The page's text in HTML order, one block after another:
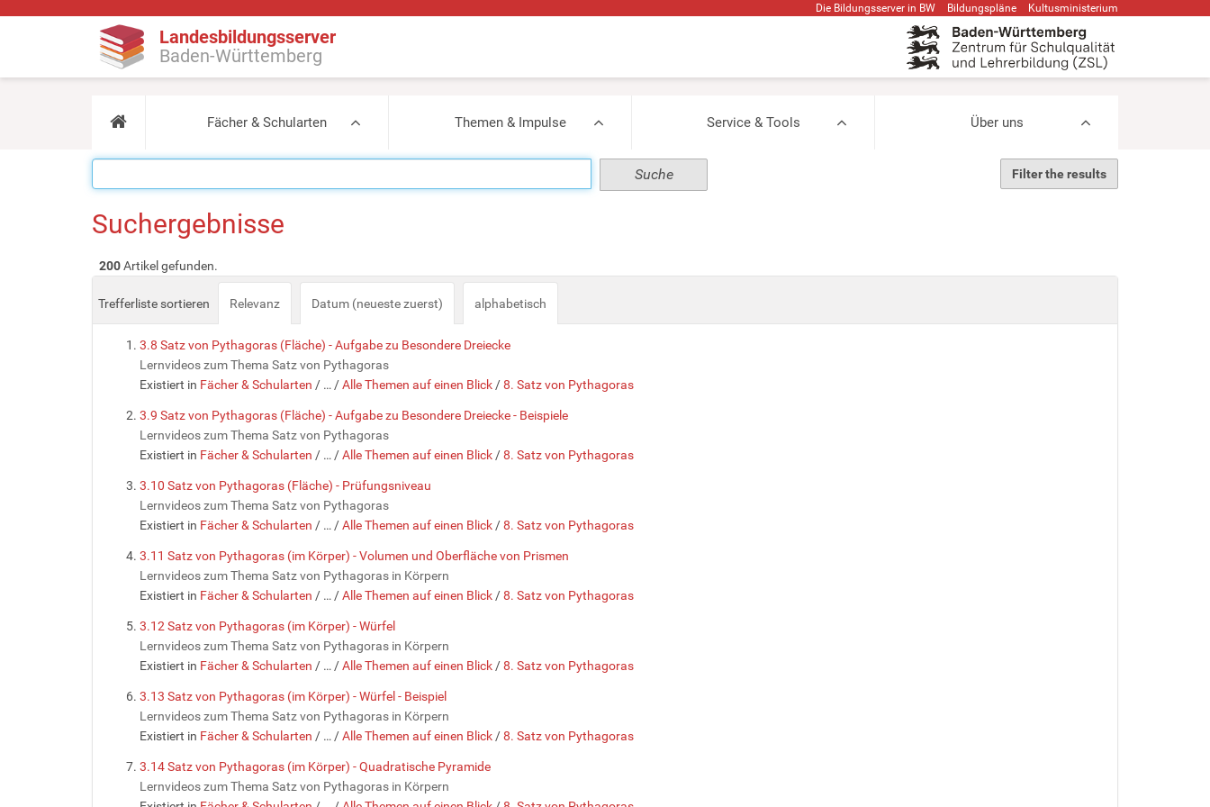
Die Bildungsserver in BW Bildungspläne Kultusministerium
Landesbildungsserver
Baden-Württemberg
Fächer & Schularten Themen & Impulse Service & Tools Über uns
Filter the results
Suchergebnisse
200Artikel gefunden.
Trefferliste sortieren Relevanz Datum (neueste zuerst) alphabetisch
3.8 Satz von Pythagoras (Fläche) - Aufgabe zu Besondere Dreiecke
Lernvideos zum Thema Satz von Pythagoras
Existiert in Fächer & Schularten / … /Alle Themen auf einen Blick /8. Satz von Pythagoras
3.9 Satz von Pythagoras (Fläche) - Aufgabe zu Besondere Dreiecke - Beispiele
Lernvideos zum Thema Satz von Pythagoras
Existiert in Fächer & Schularten / … /Alle Themen auf einen Blick /8. Satz von Pythagoras
3.10 Satz von Pythagoras (Fläche) - Prüfungsniveau
Lernvideos zum Thema Satz von Pythagoras
Existiert in Fächer & Schularten / … /Alle Themen auf einen Blick /8. Satz von Pythagoras
3.11 Satz von Pythagoras (im Körper) - Volumen und Oberfläche von Prismen
Lernvideos zum Thema Satz von Pythagoras in Körpern
Existiert in Fächer & Schularten / … /Alle Themen auf einen Blick /8. Satz von Pythagoras
3.12 Satz von Pythagoras (im Körper) - Würfel
Lernvideos zum Thema Satz von Pythagoras in Körpern
Existiert in Fächer & Schularten / … /Alle Themen auf einen Blick /8. Satz von Pythagoras
3.13 Satz von Pythagoras (im Körper) - Würfel - Beispiel
Lernvideos zum Thema Satz von Pythagoras in Körpern
Existiert in Fächer & Schularten / … /Alle Themen auf einen Blick /8. Satz von Pythagoras
3.14 Satz von Pythagoras (im Körper) - Quadratische Pyramide
Lernvideos zum Thema Satz von Pythagoras in Körpern